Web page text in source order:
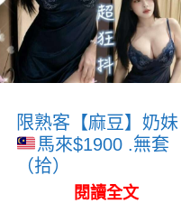
限熟客【麻豆】奶妹
馬來$1900 .無套
（拾）
閱讀全文